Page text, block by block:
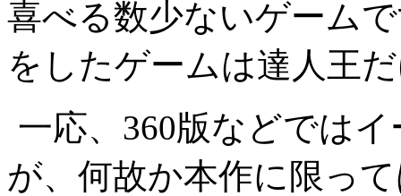
喜べる数少ないゲーム
をしたゲームは達人王
一応、360版などでは
が、何故か本作に限っ